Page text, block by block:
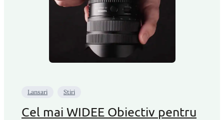
Lansari Stiri
Cel mai WIDEE Obiectiv pentru